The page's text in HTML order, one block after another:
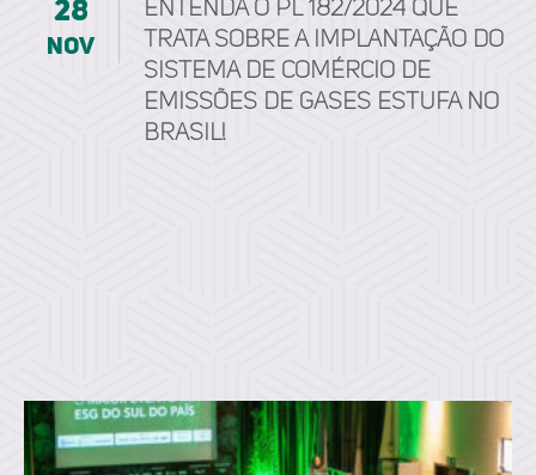
28
nov
Entenda o PL 182/2024 que
trata sobre a implantação do
Sistema de Comércio de
Emissões de Gases Estufa no
Brasil!